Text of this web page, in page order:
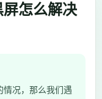
怎么解决
情况，那么我们遇